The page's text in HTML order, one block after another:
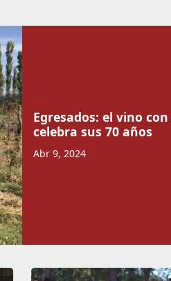
Egresados: el vino
celebra sus 70 años
Abr 9, 2024